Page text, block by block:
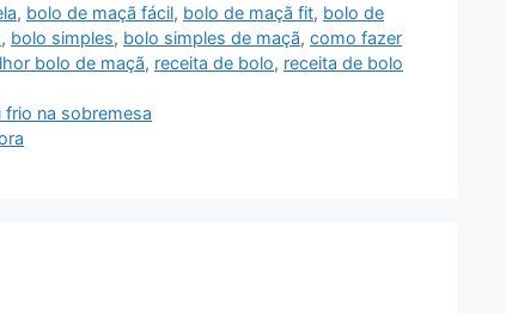
, bolo de maçã fácil, bolo de maçã fit, bolo de
, bolo simples, bolo simples de maçã, como fazer
bolo de maçã, receita de bolo, receita de bolo
na sobremesa